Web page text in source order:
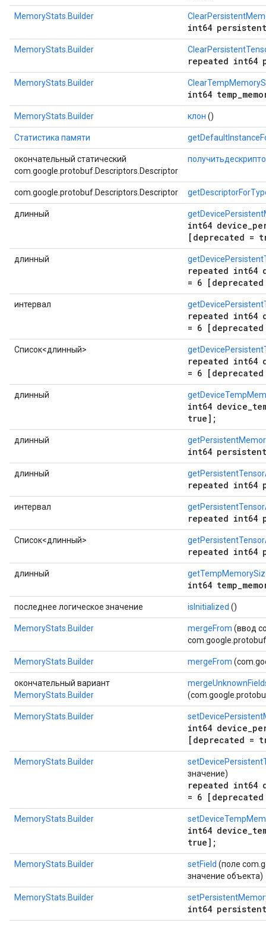
MemoryStats.Builder
int64
MemoryStats.Builder
repeated int64
MemoryStats.Builder
int64
MemoryStats.Builder клон ()
Статистика памяти
окончательный статический
com.google.protobuf.Descriptors.Descriptor
com.google.protobuf.Descriptors.Descriptor
длинный
int64
[deprecated =
длинный
repeated int64
= 6
интервал
repeated int64
= 6
Список<длинный>
repeated int64
= 6
длинный
int64
true];
длинный
int64
длинный
repeated int64
интервал
repeated int64
Список<длинный>
repeated int64
длинный
int64
последнее логическое значение isInitialized ()
MemoryStats.Builder mergeFrom (ввод
MemoryStats.Builder mergeFrom
окончательный вариант
MemoryStats.Builder
MemoryStats.Builder
int64
[deprecated =
MemoryStats.Builder
значение)
repeated int64
= 6
MemoryStats.Builder
int64
true];
MemoryStats.Builder setField (поле
значение объекта)
MemoryStats.Builder
int64